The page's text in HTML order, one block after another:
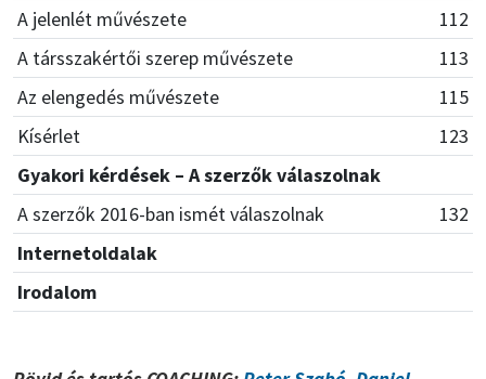
A jelenlét művészete
112
A társszakértői szerep művészete
113
Az elengedés művészete
115
Kísérlet
123
Gyakori kérdések – A szerzők válaszolnak
A szerzők 2016-ban ismét válaszolnak
132
Internetoldalak
Irodalom